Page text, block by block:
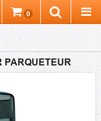
PARQUETEUR
0
Chercher